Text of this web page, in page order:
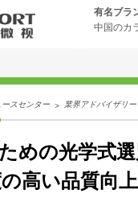
有名ブラ
中国のカ
ースセンター > 業界アドバイザリー
めの光学式
高い品質向